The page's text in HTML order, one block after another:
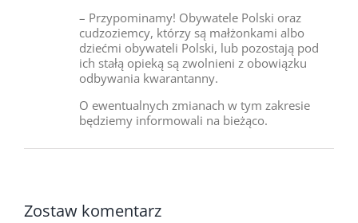
– Przypominamy! Obywatele Polski oraz
cudzoziemcy, którzy są małżonkami albo
dziećmi obywateli Polski, lub pozostają pod
ich stałą opieką są zwolnieni z obowiązku
odbywania kwarantanny.
O ewentualnych zmianach w tym zakresie
będziemy informowali na bieżąco.
Zostaw komentarz